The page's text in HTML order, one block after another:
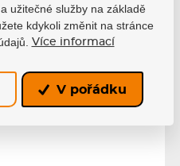
užitečné služby na základě
kdykoli změnit na stránce
Více informací
V pořádku